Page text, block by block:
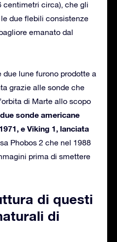
centimetri circa), che gli
due flebili consistenze
emanato dal
lune furono prodotte a
grazie alle sonde che
di Marte allo scopo
sonde americane
e Viking 1, lanciata
Phobos 2 che nel 1988
prima di smettere
di questi
di